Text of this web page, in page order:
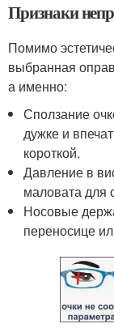
Признаки
Помимо
выбранная
а именно:
Сползание
дужке и
короткой.
Давление в
маловата для
Носовые
переносице